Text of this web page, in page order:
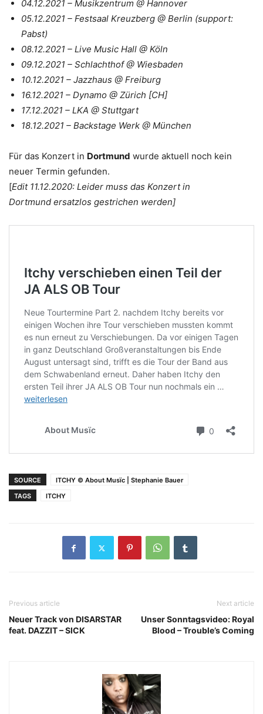
04.12.2021 – Musikzentrum @ Hannover
05.12.2021 – Festsaal Kreuzberg @ Berlin (support:
Pabst)
08.12.2021 – Live Music Hall @ Köln
09.12.2021 – Schlachthof @ Wiesbaden
10.12.2021 – Jazzhaus @ Freiburg
16.12.2021 – Dynamo @ Zürich [CH]
17.12.2021 – LKA @ Stuttgart
18.12.2021 – Backstage Werk @ München
Für das Konzert in Dortmund wurde aktuell noch kein
neuer Termin gefunden.
[Edit 11.12.2020: Leider muss das Konzert in
Dortmund ersatzlos gestrichen werden]
SOURCE
ITCHY © About Musïc | Stephanie Bauer
TAGS
ITCHY
Previous article
Neuer Track von DISARSTAR
feat. DAZZIT – SICK
Next article
Unser Sonntagsvideo: Royal
Blood – Trouble’s Coming